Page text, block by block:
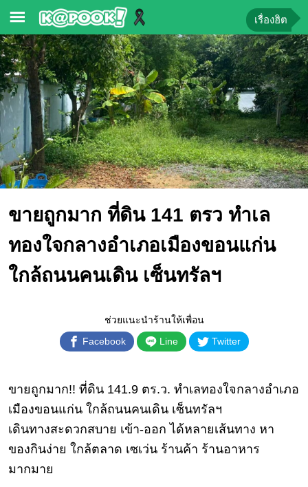
ข่าว-
ความ
รู้
ข่าว
ข่าว
บันเทิง
หวย
ผล
บอล
สด
บันเทิง
หนัง
Station
เรื่องฮิต
ขายถูกมาก ที่ดิน 141 ตรว ทำเล
ทองใจกลางอำเภอเมืองขอนแก่น
ใกล้ถนนคนเดิน เซ็นทรัลฯ
ช่วยแนะนำร้านให้เพื่อน
Facebook
Line Twitter
ขายถูกมาก!! ที่ดิน 141.9 ตร.ว. ทำเลทองใจกลางอำเภอ
เมืองขอนแก่น ใกล้ถนนคนเดิน เซ็นทรัลฯ
เดินทางสะดวกสบาย เข้า-ออก ได้หลายเส้นทาง หา
ของกินง่าย ใกล้ตลาด เซเว่น ร้านค้า ร้านอาหาร
มากมาย